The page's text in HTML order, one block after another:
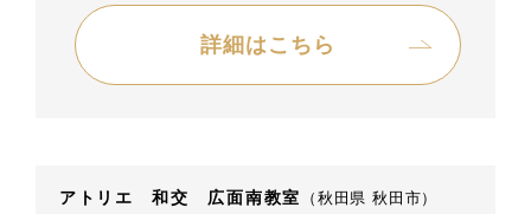
詳細はこちら
アトリエ 和交 広面南教室 （秋田県 秋田市）